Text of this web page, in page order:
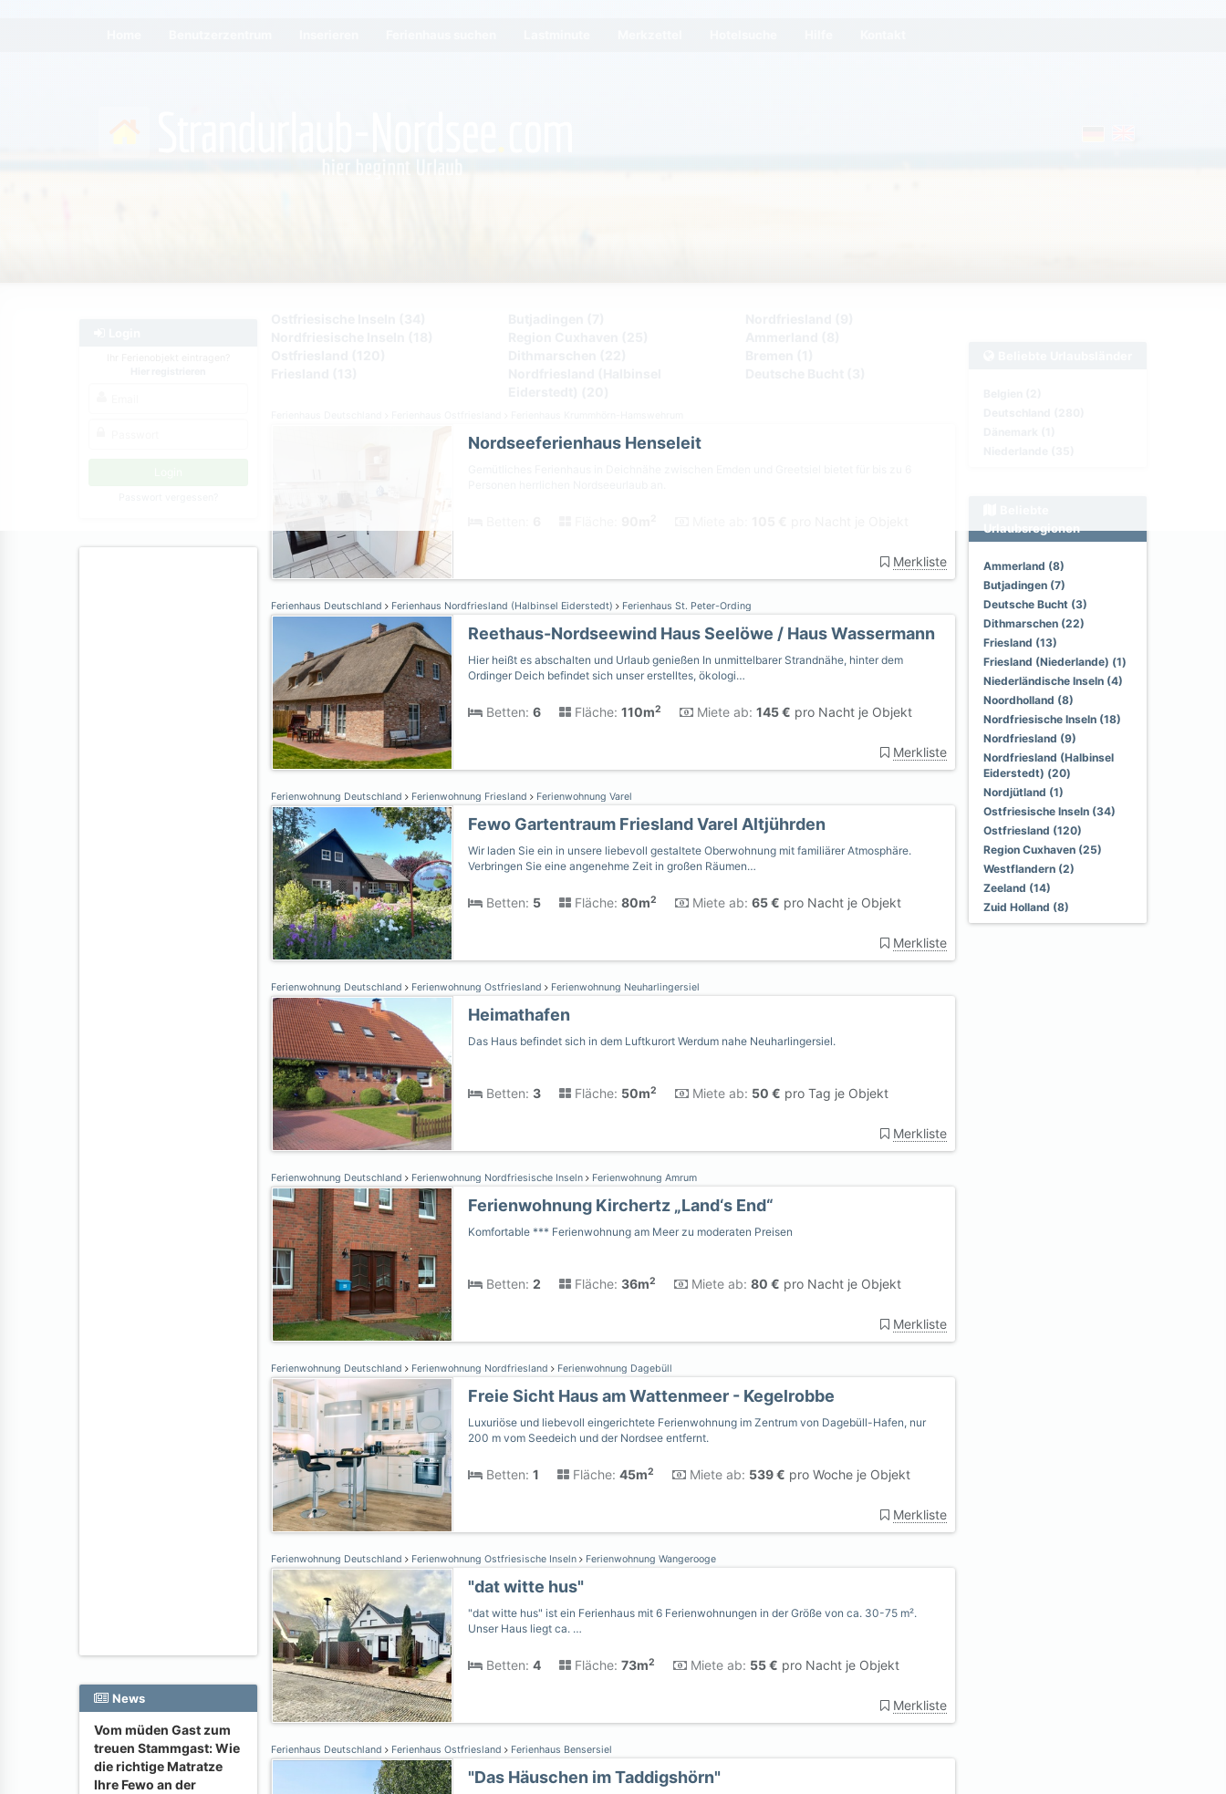
News
Vom müden Gast zum
treuen Stammgast: Wie
die richtige Matratze
Ihre Fewo an der
Nordseeferienhaus Henseleit
Merkliste
Ferienhaus Deutschland Ferienhaus Nordfriesland (Halbinsel Eiderstedt) Ferienhaus St. Peter-Ording
Reethaus-Nordseewind Haus Seelöwe / Haus Wassermann
Hier heißt es abschalten und Urlaub genießen In unmittelbarer Strandnähe, hinter dem
Ordinger Deich befindet sich unser erstelltes, ökologi…
Betten: 6 Fläche: 110m2 Miete ab: 145 € pro Nacht je Objekt
Merkliste
Ferienwohnung Deutschland Ferienwohnung Friesland Ferienwohnung Varel
Fewo Gartentraum Friesland Varel Altjührden
Wir laden Sie ein in unsere liebevoll gestaltete Oberwohnung mit familiärer Atmosphäre.
Verbringen Sie eine angenehme Zeit in großen Räumen…
Betten: 5 Fläche: 80m2 Miete ab: 65 € pro Nacht je Objekt
Merkliste
Ferienwohnung Deutschland Ferienwohnung Ostfriesland Ferienwohnung Neuharlingersiel
Heimathafen
Das Haus befindet sich in dem Luftkurort Werdum nahe Neuharlingersiel.
Betten: 3 Fläche: 50m2 Miete ab: 50 € pro Tag je Objekt
Merkliste
Ferienwohnung Deutschland Ferienwohnung Nordfriesische Inseln Ferienwohnung Amrum
Ferienwohnung Kirchertz „Land‘s End“
Komfortable *** Ferienwohnung am Meer zu moderaten Preisen
Betten: 2 Fläche: 36m2 Miete ab: 80 € pro Nacht je Objekt
Merkliste
Ferienwohnung Deutschland Ferienwohnung Nordfriesland Ferienwohnung Dagebüll
Freie Sicht Haus am Wattenmeer - Kegelrobbe
Luxuriöse und liebevoll eingerichtete Ferienwohnung im Zentrum von Dagebüll-Hafen, nur
200 m vom Seedeich und der Nordsee entfernt.
Betten: 1 Fläche: 45m2 Miete ab: 539 € pro Woche je Objekt
Merkliste
Ferienwohnung Deutschland Ferienwohnung Ostfriesische Inseln Ferienwohnung Wangerooge
"dat witte hus"
"dat witte hus" ist ein Ferienhaus mit 6 Ferienwohnungen in der Größe von ca. 30-75 m².
Unser Haus liegt ca. …
Betten: 4 Fläche: 73m2 Miete ab: 55 € pro Nacht je Objekt
Merkliste
Ferienhaus Deutschland Ferienhaus Ostfriesland Ferienhaus Bensersiel
"Das Häuschen im Taddigshörn"
Urlaubsregionen
Ammerland (8)
Butjadingen (7)
Deutsche Bucht (3)
Dithmarschen (22)
Friesland (13)
Friesland (Niederlande) (1)
Niederländische Inseln (4)
Noordholland (8)
Nordfriesische Inseln (18)
Nordfriesland (9)
Nordfriesland (Halbinsel
Eiderstedt) (20)
Nordjütland (1)
Ostfriesische Inseln (34)
Ostfriesland (120)
Region Cuxhaven (25)
Westflandern (2)
Zeeland (14)
Zuid Holland (8)